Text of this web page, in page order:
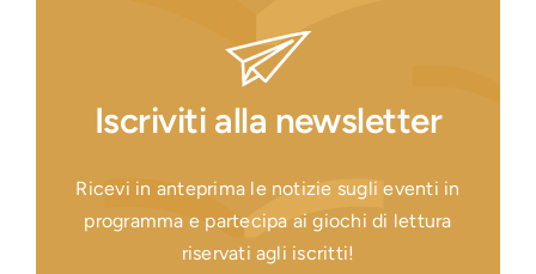
Iscriviti alla newsletter
Ricevi in anteprima le notizie sugli eventi in
programma e partecipa ai giochi di lettura
riservati agli iscritti!